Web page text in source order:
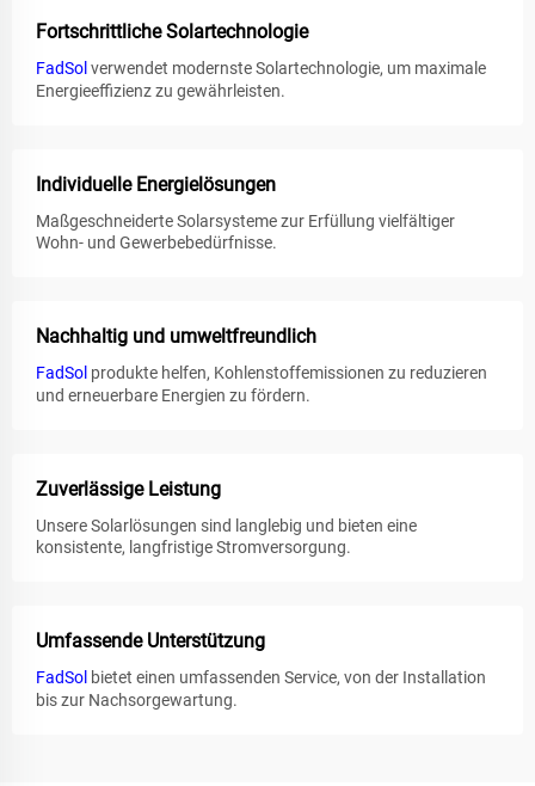
Fortschrittliche Solartechnologie
FadSol verwendet modernste Solartechnologie, um maximale
Energieeffizienz zu gewährleisten.
Individuelle Energielösungen
Maßgeschneiderte Solarsysteme zur Erfüllung vielfältiger
Wohn- und Gewerbebedürfnisse.
Nachhaltig und umweltfreundlich
FadSol produkte helfen, Kohlenstoffemissionen zu reduzieren
und erneuerbare Energien zu fördern.
Zuverlässige Leistung
Unsere Solarlösungen sind langlebig und bieten eine
konsistente, langfristige Stromversorgung.
Umfassende Unterstützung
FadSol bietet einen umfassenden Service, von der Installation
bis zur Nachsorgewartung.